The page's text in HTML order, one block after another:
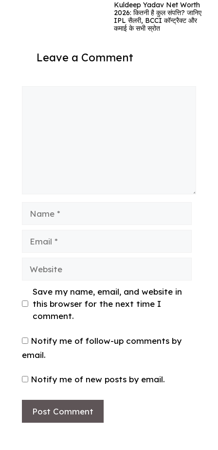
Kuldeep Yadav Net Worth
2026: कितनी है कुल संपत्ति? जानिए
IPL सैलरी, BCCI कॉन्ट्रैक्ट और
कमाई के सभी स्रोत
Leave a Comment
Website
Save my name, email, and website in
this browser for the next time I
comment.
Notify me of follow-up comments by
email.
Notify me of new posts by email.